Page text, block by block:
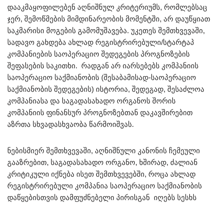
დააკმაყოფილებენ აღნიშნულ კრიტერიუმს, რომლებსაც
ჯერ, შემოწმების მიმდინარეობის მომენტში, არ დაუწყიათ
საკმარისი მოგების გამომუშავება. უკეთეს შემთხვევაში,
სადავო გახდება ახლად რეგისტრირებული/სტარტაპ
კომპანიების საოპერაციო შედეგების პროგნოზების
შეფასების საკითხი. რადგან არ იარსებებს კომპანიის
საოპერაციო საქმიანობის (შესაბამისად-საოპერაციო
საქმიანობის შედეგების) ისტორია, შედეგად, შესაძლოა
კომპანიასა და საგადასახადო ორგანოს შორის
კომპანიის ფინანსურ პროგნოზებთან დაკავშირებით
აზრთა სხვადასხვაობა წარმოიშვას.
ნებისმიერ შემთხვევაში, აღნიშნული კანონის ჩემეული
გააზრებით, საგადასახადო ორგანო, ხშირად, ძალიან
კრიტიკული იქნება ისეთ შემთხვევებში, როცა ახლად
რეგისტრირებული კომპანია საოპერაციო საქმიანობის
დაწყებისთვის დამფუძნებელი პირისგან იღებს სესხს